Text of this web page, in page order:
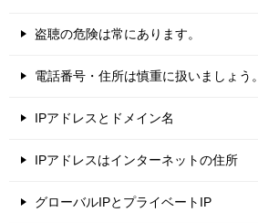
盗聴の危険は常にあります。
電話番号・住所は慎重に扱いましょう。
IPアドレスとドメイン名
IPアドレスはインターネットの住所
グローバルIPとプライベートIP